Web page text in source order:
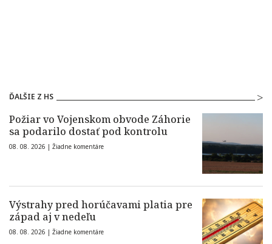
ĎALŠIE Z HS
Požiar vo Vojenskom obvode Záhorie
sa podarilo dostať pod kontrolu
08. 08. 2026 | Žiadne komentáre
Výstrahy pred horúčavami platia pre
západ aj v nedeľu
08. 08. 2026 | Žiadne komentáre